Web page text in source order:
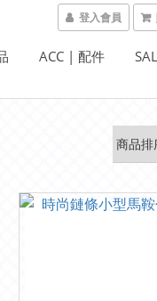
登入會員
ACC | 配件